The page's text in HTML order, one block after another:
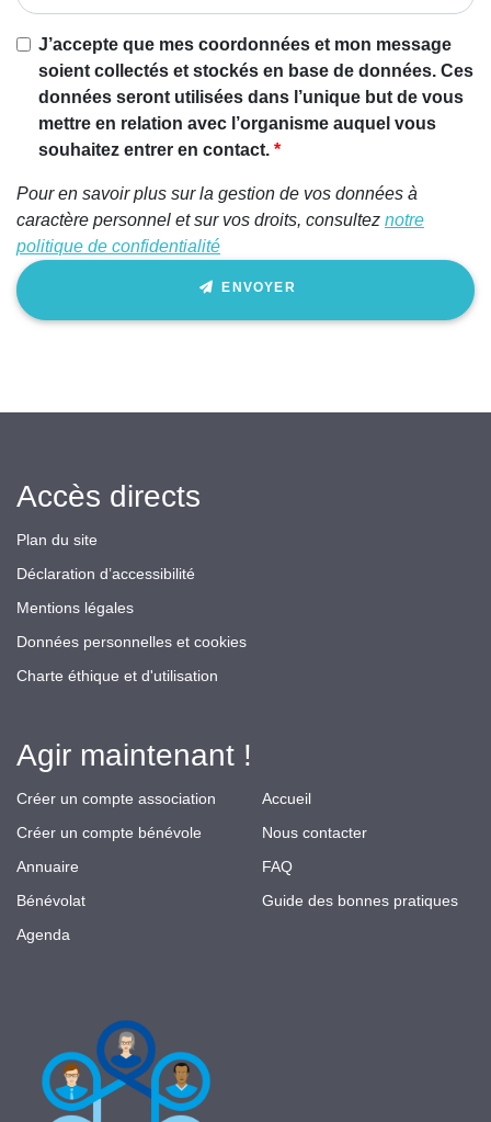
Si vous
êtes un
être
humain,
ignorez
champ
J’accepte que mes coordonnées et mon message
soient collectés et stockés en base de données. Ces
données seront utilisées dans l’unique but de vous
mettre en relation avec l’organisme auquel vous
souhaitez entrer en contact.
Pour en savoir plus sur la gestion de vos données à
caractère personnel et sur vos droits, consultez notre
politique de confidentialité
ENVOYER
Accès directs
Plan du site
Déclaration d’accessibilité
Mentions légales
Données personnelles et cookies
Charte éthique et d'utilisation
Agir maintenant !
Créer un compte association
Créer un compte bénévole
Annuaire
Bénévolat
Agenda
Accueil
Nous contacter
FAQ
Guide des bonnes pratiques